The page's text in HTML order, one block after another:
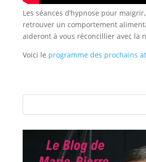
Les séances d’hypnose pour
retrouver un comportement
aideront à vous réconcillier avec la
Voici le programme des prochains